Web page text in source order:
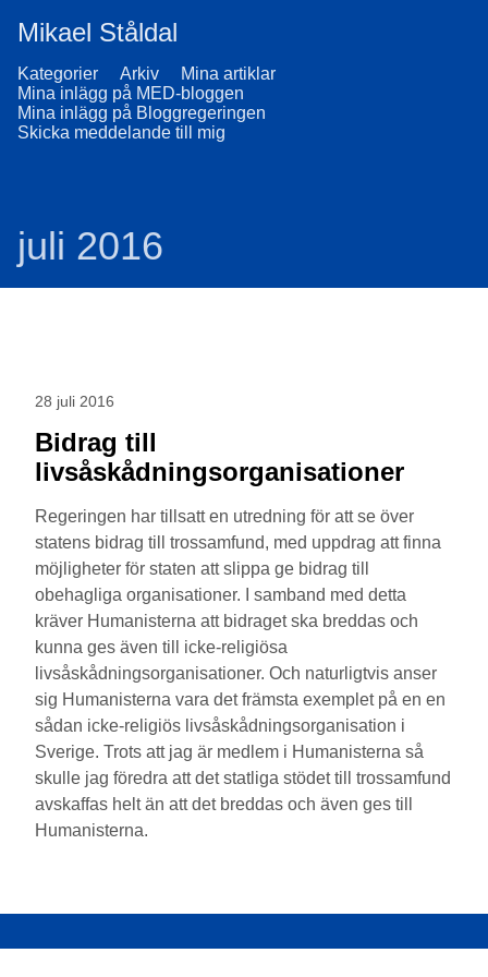
Mikael Ståldal
Kategorier Arkiv
Mina artiklar
Mina inlägg på MED-bloggen
Mina inlägg på Bloggregeringen
Skicka meddelande till mig
juli 2016
28 juli 2016
Bidrag till
livsåskådningsorganisationer
Regeringen har tillsatt en utredning för att se över
statens bidrag till trossamfund, med uppdrag att finna
möjligheter för staten att slippa ge bidrag till
obehagliga organisationer. I samband med detta
kräver Humanisterna att bidraget ska breddas och
kunna ges även till icke-religiösa
livsåskådningsorganisationer. Och naturligtvis anser
sig Humanisterna vara det främsta exemplet på en en
sådan icke-religiös livsåskådningsorganisation i
Sverige. Trots att jag är medlem i Humanisterna så
skulle jag föredra att det statliga stödet till trossamfund
avskaffas helt än att det breddas och även ges till
Humanisterna.